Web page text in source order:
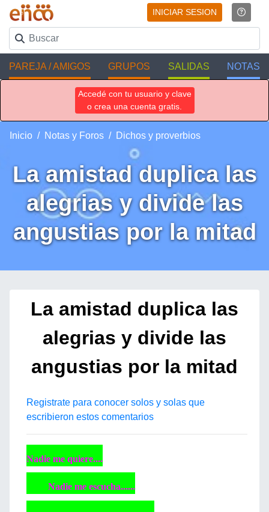
INICIAR SESION
PAREJA / AMIGOS GRUPOS SALIDAS NOTAS
Accedé con tu usuario y clave
o crea una cuenta gratis.
Inicio Notas y Foros Dichos y proverbios
La amistad duplica las
alegrias y divide las
angustias por la mitad
La amistad duplica las
alegrias y divide las
angustias por la mitad
Registrate para conocer solos y solas que
escribieron estos comentarios
Nadie me quiere....
Nadie me escucha......